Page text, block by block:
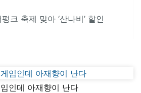
크 축제 맞아 ‘산나비’ 할인
인데 아재향이 난다